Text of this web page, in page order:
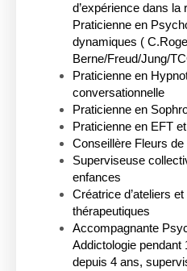
d’expérience dans la
Praticienne en
dynamiques (
Berne/Freud/Jung/
Praticienne en
conversationnelle
Praticienne en
Praticienne en EFT
Conseillère Fleurs de
Superviseuse
enfances
Créatrice d’ateliers
thérapeutiques
Accompagnante
Addictologie pendant
depuis 4 ans,